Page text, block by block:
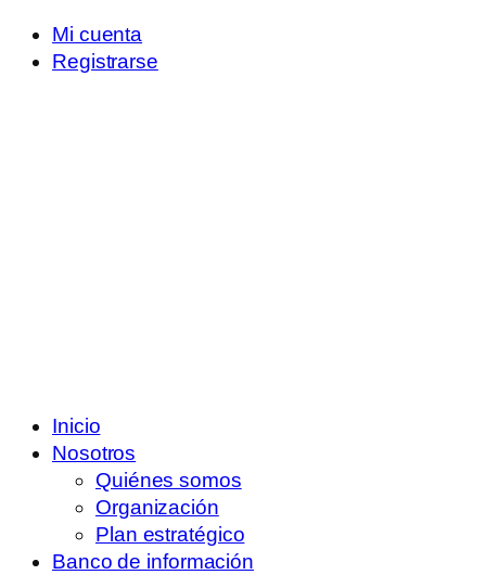
Mi cuenta
Registrarse
Inicio
Nosotros
Quiénes somos
Organización
Plan estratégico
Banco de información